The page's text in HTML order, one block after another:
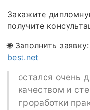
Закажите
получите
🌐 Заполнить заявку:
best.net
остался очень
качеством и
проработки